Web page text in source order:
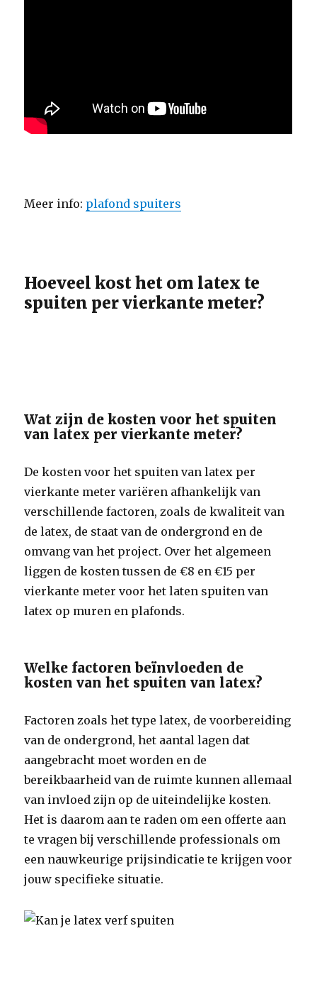
Meer info: plafond spuiters
Hoeveel kost het om latex te
spuiten per vierkante meter?
Wat zijn de kosten voor het spuiten
van latex per vierkante meter?
De kosten voor het spuiten van latex per
vierkante meter variëren afhankelijk van
verschillende factoren, zoals de kwaliteit van
de latex, de staat van de ondergrond en de
omvang van het project. Over het algemeen
liggen de kosten tussen de €8 en €15 per
vierkante meter voor het laten spuiten van
latex op muren en plafonds.
Welke factoren beïnvloeden de
kosten van het spuiten van latex?
Factoren zoals het type latex, de voorbereiding
van de ondergrond, het aantal lagen dat
aangebracht moet worden en de
bereikbaarheid van de ruimte kunnen allemaal
van invloed zijn op de uiteindelijke kosten.
Het is daarom aan te raden om een offerte aan
te vragen bij verschillende professionals om
een nauwkeurige prijsindicatie te krijgen voor
jouw specifieke situatie.